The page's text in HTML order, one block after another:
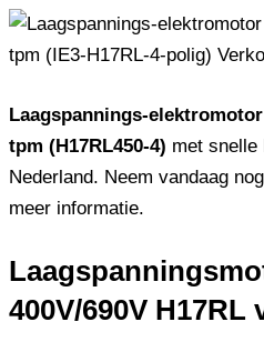
Laagspannings-elektromotor
tpm (H17RL450-4) met snelle
Nederland. Neem vandaag
meer informatie.
400V/690V